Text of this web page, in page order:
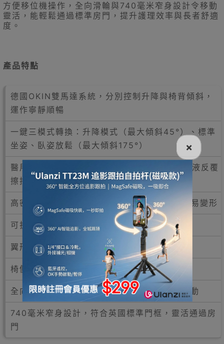
方便移位機操作，全向滑輪與740毫米窄身設計令移動
靈活，能輕鬆通過標準房門，提升護理效率與長者舒適
度。
產品特點
德國OKIN雙馬達系統，分別控制升降與椅背傾斜，
運作寧靜順暢
一鍵三模式轉換：升降模式（最大傾斜45°）、標準
坐姿、臥姿放鬆（最大傾斜175°）
醫用級抗菌耐磨布料，可承受含50%酒精消毒液反覆
擦拭，不起毛不變形
高密度支撐泡棉（密度35/硬度70），耐壓不易變形
可拆卸扶手，方便使用移位機或側向平移轉移
翼形頭枕與蝙蝠翼式腰靠，提供額外包覆承托
椅側貼心儲物袋，可存放個人物品
全向滑輪配合腳踏驅動系統，單人即可輕鬆移動
740毫米窄身設計，符合英國標準門框，靈活通過房
門
×